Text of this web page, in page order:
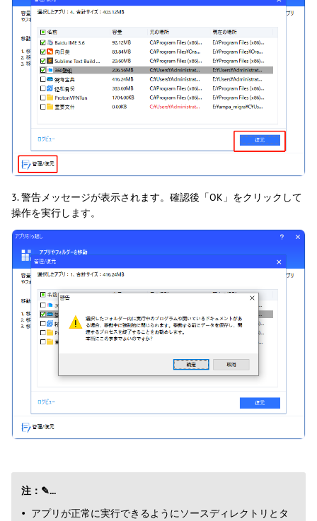
3. 警告メッセージが表示されます。確認後「OK」をクリックして
操作を実行します。
注：✎...
アプリが正常に実行できるようにソースディレクトリとタ